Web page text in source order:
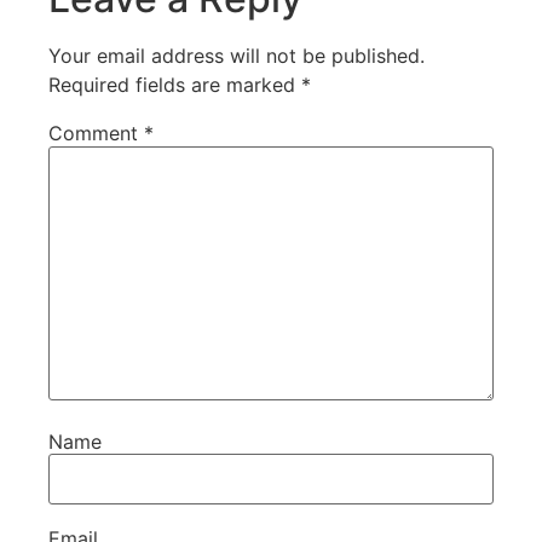
Your email address will not be published.
Required fields are marked *
Comment *
Name